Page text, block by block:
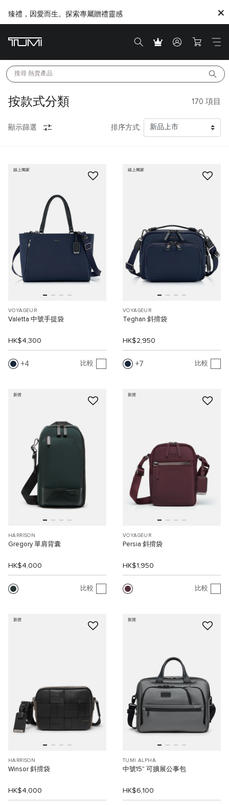
臻禮，因愛而生。探索專屬贈禮靈感
搜尋 熱賣產品
按款式分類 170 項目
顯示篩選 排序方式:
線上獨家
VOYAGEUR
Valetta 中號手提袋
HK$4,300
4 比較
線上獨家
VOYAGEUR
Teghan 斜揹袋
HK$2,950
7 比較
新貨
HARRISON
Gregory 單肩背囊
HK$4,000
比較
新貨
VOYAGEUR
Persia 斜揹袋
HK$1,950
比較
新貨
HARRISON
Winsor 斜揹袋
HK$4,000
新貨
TUMI ALPHA
中號15" 可擴展公事包
HK$6,100